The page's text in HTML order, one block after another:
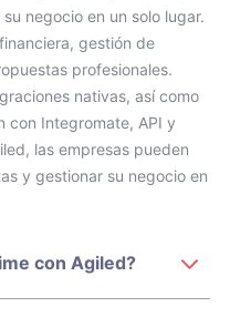
negocio en un solo lugar.
gestión de
profesionales.
nativas, así como
con Integromate, API y
las empresas pueden
y gestionar su negocio en
con Agiled?